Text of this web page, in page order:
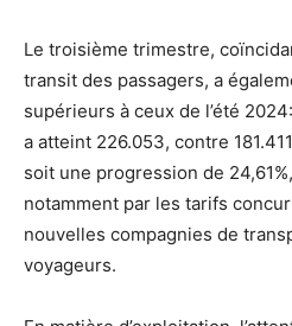
Le troisième trimestre,
transit des passagers, a
supérieurs à ceux de l’été
a atteint 226.053, contre
soit une progression de
notamment par les tarifs
nouvelles compagnies de
voyageurs.